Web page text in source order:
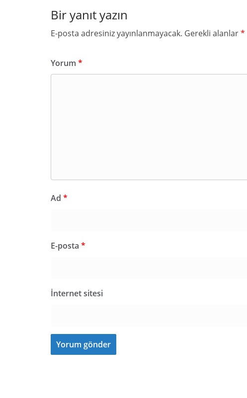
Bir yanıt yazın
E-posta adresiniz yayınlanmayacak. Gerekli alanlar*
Yorum *
Ad *
E-posta *
İnternet sitesi